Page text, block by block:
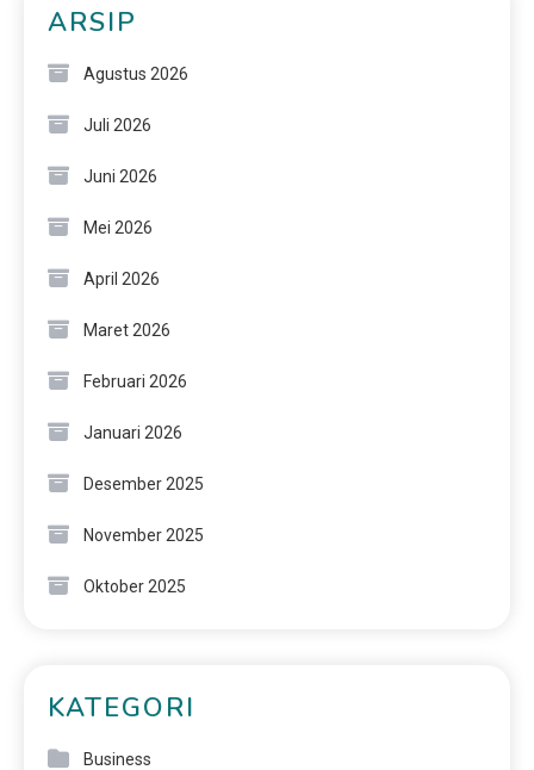
ARSIP
Agustus 2026
Juli 2026
Juni 2026
Mei 2026
April 2026
Maret 2026
Februari 2026
Januari 2026
Desember 2025
November 2025
Oktober 2025
KATEGORI
Business